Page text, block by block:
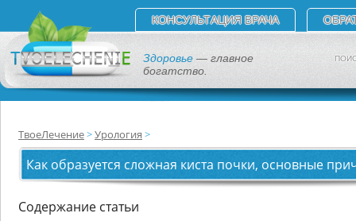
КОНСУЛЬТАЦИЯ ВРАЧА
Здоровье — главное
богатство.
ТвоеЛечение Урология
Как образуется сложная киста почки, основные
Содержание статьи